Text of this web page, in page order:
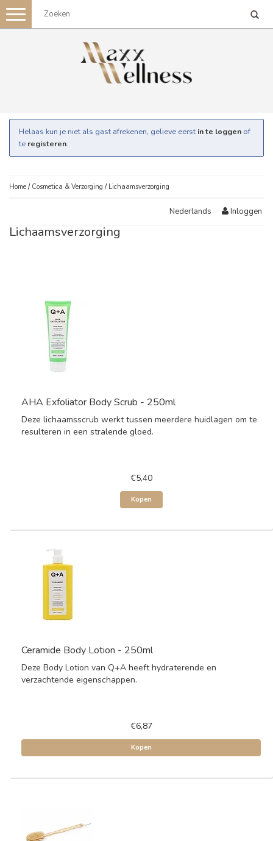
Toggle
navigation
Helaas kun je niet als gast afrekenen, gelieve eerst in te loggen of
te registeren.
Home / Cosmetica & Verzorging / Lichaamsverzorging
Nederlands Inloggen
Lichaamsverzorging
AHA Exfoliator Body Scrub - 250ml
Deze lichaamsscrub werkt tussen meerdere huidlagen om te
resulteren in een stralende gloed.
€5,40
Kopen
Ceramide Body Lotion - 250ml
Deze Body Lotion van Q+A heeft hydraterende en
verzachtende eigenschappen.
€6,87
Kopen